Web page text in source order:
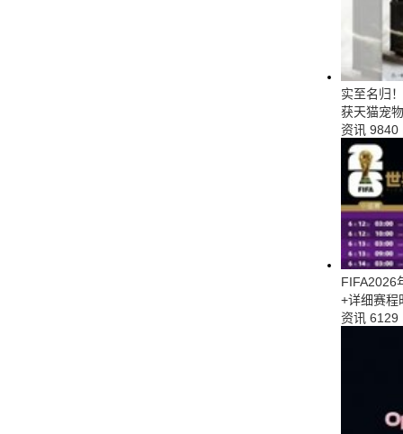
实至名归
获天猫宠
资讯 9840
FIFA2026
+详细赛程
资讯 6129